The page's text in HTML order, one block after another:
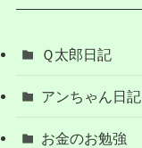
Ｑ太郎日記
アンちゃん日記
お金のお勉強